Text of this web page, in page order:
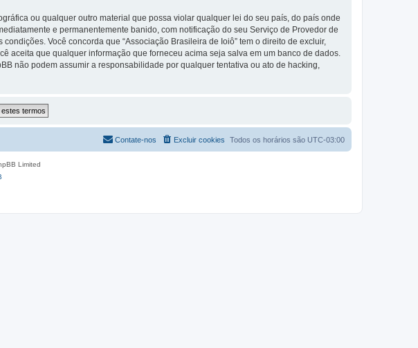
ou qualquer outro material que possa violar qualquer lei do seu país, do país onde
e permanentemente banido, com notificação do seu Serviço de Provedor de
Você concorda que “Associação Brasileira de Ioiô” tem o direito de excluir,
aceita que qualquer informação que forneceu acima seja salva em um banco de dados.
não podem assumir a responsabilidade por qualquer tentativa ou ato de hacking,
Todos os horários são UTC-03:00
Excluir cookies
Contate-nos
Limited